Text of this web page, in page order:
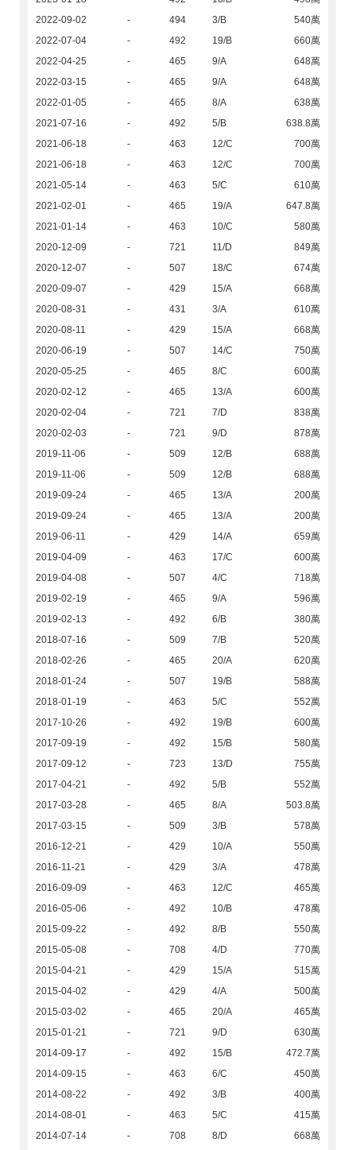
2022-09-02
- 494 3/B
540萬
2022-07-04
- 492 19/B
660萬
2022-04-25
- 465 9/A
648萬
2022-03-15
- 465 9/A
648萬
2022-01-05
- 465 8/A
638萬
2021-07-16
- 492 5/B
638.8萬
2021-06-18
- 463 12/C
700萬
2021-06-18
- 463 12/C
700萬
2021-05-14
- 463 5/C
610萬
2021-02-01
- 465 19/A
647.8萬
2021-01-14
- 463 10/C
580萬
2020-12-09
- 721 11/D
849萬
2020-12-07
- 507 18/C
674萬
2020-09-07
- 429 15/A
668萬
2020-08-31
- 431 3/A
610萬
2020-08-11
- 429 15/A
668萬
2020-06-19
- 507 14/C
750萬
2020-05-25
- 465 8/C
600萬
2020-02-12
- 465 13/A
600萬
2020-02-04
- 721 7/D
838萬
2020-02-03
- 721 9/D
878萬
2019-11-06
- 509 12/B
688萬
2019-11-06
- 509 12/B
688萬
2019-09-24
- 465 13/A
200萬
2019-09-24
- 465 13/A
200萬
2019-06-11
- 429 14/A
659萬
2019-04-09
- 463 17/C
600萬
2019-04-08
- 507 4/C
718萬
2019-02-19
- 465 9/A
596萬
2019-02-13
- 492 6/B
380萬
2018-07-16
- 509 7/B
520萬
2018-02-26
- 465 20/A
620萬
2018-01-24
- 507 19/B
588萬
2018-01-19
- 463 5/C
552萬
2017-10-26
- 492 19/B
600萬
2017-09-19
- 492 15/B
580萬
2017-09-12
- 723 13/D
755萬
2017-04-21
- 492 5/B
552萬
2017-03-28
- 465 8/A
503.8萬
2017-03-15
- 509 3/B
578萬
2016-12-21
- 429 10/A
550萬
2016-11-21
- 429 3/A
478萬
2016-09-09
- 463 12/C
465萬
2016-05-06
- 492 10/B
478萬
2015-09-22
- 492 8/B
550萬
2015-05-08
- 708 4/D
770萬
2015-04-21
- 429 15/A
515萬
2015-04-02
- 429 4/A
500萬
2015-03-02
- 465 20/A
465萬
2015-01-21
- 721 9/D
630萬
2014-09-17
- 492 15/B
472.7萬
2014-09-15
- 463 6/C
450萬
2014-08-22
- 492 3/B
400萬
2014-08-01
- 463 5/C
415萬
2014-07-14
- 708 8/D
668萬